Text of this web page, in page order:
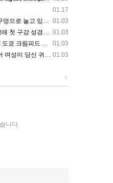
01.17
01.03
로 놀고 있어요
01.03
성경험을 공개하다
01.03
림피드 시엘에서
01.03
그녀가 오르가즘에 도달하는 모습을 보세요?
+
니다.